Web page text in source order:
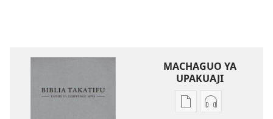
MACHAGUO YA
UPAKUAJI
MbinuMbinu